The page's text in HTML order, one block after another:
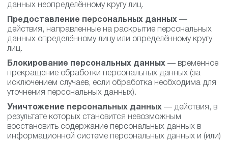
данных неопределённому кругу лиц.
Предоставление персональных данных —
действия, направленные на раскрытие персональных
данных определённому лицу или определённому кругу
лиц.
Блокирование персональных данных — временное
прекращение обработки персональных данных (за
исключением случаев, если обработка необходима для
уточнения персональных данных).
Уничтожение персональных данных — действия, в
результате которых становится невозможным
восстановить содержание персональных данных в
информационной системе персональных данных и (или)